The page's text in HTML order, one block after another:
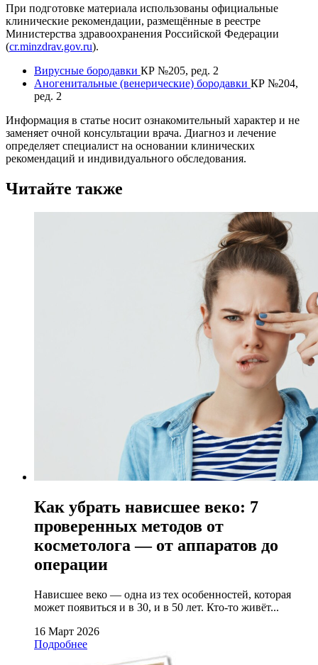
При подготовке материала использованы официальные
клинические рекомендации, размещённые в реестре
Министерства здравоохранения Российской Федерации
(cr.minzdrav.gov.ru).
Вирусные бородавки КР №205, ред. 2
Аногенитальные (венерические) бородавки КР №204,
ред. 2
Информация в статье носит ознакомительный характер и не
заменяет очной консультации врача. Диагноз и лечение
определяет специалист на основании клинических
рекомендаций и индивидуального обследования.
Читайте также
Как убрать нависшее веко: 7
проверенных методов от
косметолога — от аппаратов до
операции
Нависшее веко — одна из тех особенностей, которая
может появиться и в 30, и в 50 лет. Кто-то живёт...
16 Март 2026
Подробнее